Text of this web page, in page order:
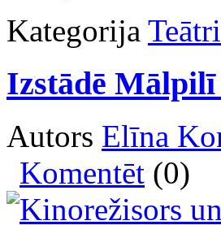
Kategorija
Izstādē Mālpilī
Autors Elīna
Komentēt (0)